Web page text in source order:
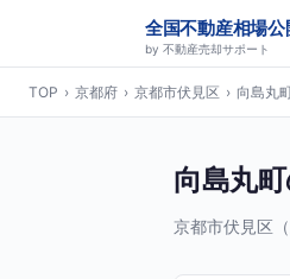
全国不動産相場公
by 不動産売却サポート
TOP › 京都府 › 京都市伏見区 › 向島丸
向島丸
京都市伏見区（